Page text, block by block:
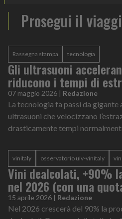
Prosegui il
Rassegna stampa tecnologia
Gli ultrasuoni
riducono i tempi di
07 maggio 2026 | Redazione
La tecnologia fa passi da
ultrasuoni che velocizzano
drasticamente tempi
vinitaly osservatorio uiv-vinitaly
Vini dealcolati, +90%
nel 2026 (con una
15 aprile 2026 | Redazione
Nel 2026 crescerà del 90% la